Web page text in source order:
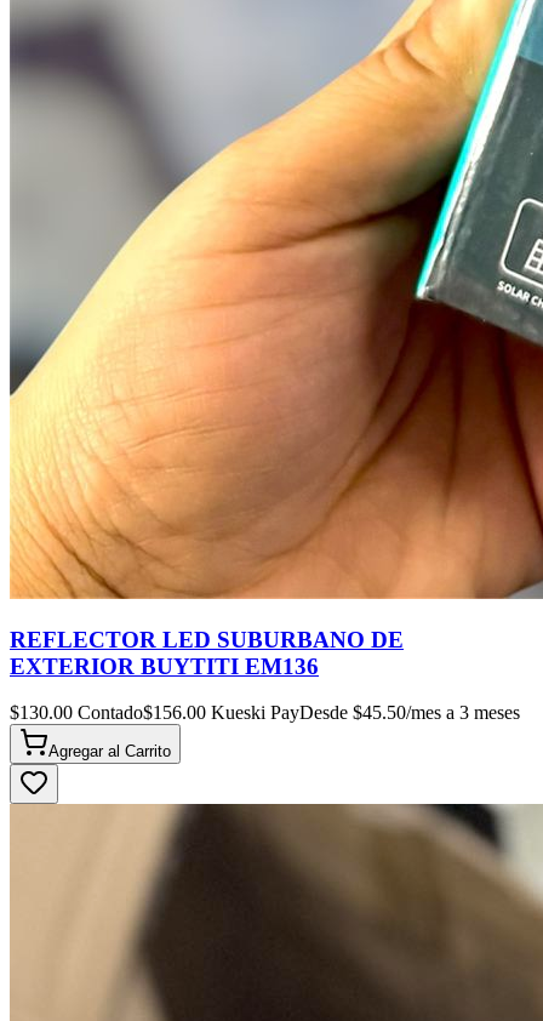
REFLECTOR LED SUBURBANO DE
EXTERIOR BUYTITI EM136
$130.00 Contado$156.00 Kueski PayDesde $45.50/mes a 3 meses
Agregar al Carrito